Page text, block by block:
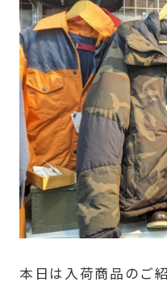
本日は入荷商品のご